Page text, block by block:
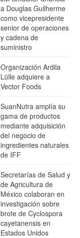
a Douglas Guilherme
como vicepresidente
senior de operaciones
y cadena de
suministro
Organización Ardila
Lülle adquiere a
Vector Foods
SuanNutra amplía su
gama de productos
mediante adquisición
del negocio de
ingredientes naturales
de IFF
Secretarías de Salud y
de Agricultura de
México colaboran en
investigación sobre
brote de Cyclospora
cayetanensis en
Estados Unidos